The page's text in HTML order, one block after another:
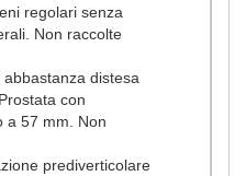
regolari senza
Non raccolte
distesa
con
a 57 mm. Non
prediverticolare